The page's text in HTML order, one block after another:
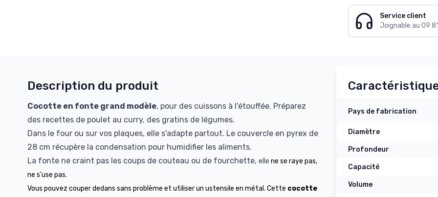
Service client
Joignable au 09
Description du produit
Cocotte en fonte grand modèle, pour des cuissons à l'étouffée. Préparez
des recettes de poulet au curry, des gratins de légumes.
Dans le four ou sur vos plaques, elle s'adapte partout. Le couvercle en pyrex de
28 cm récupère la condensation pour humidifier les aliments.
La fonte ne craint pas les coups de couteau ou de fourchette, elle ne se raye pas,
ne s'use pas.
Vous pouvez couper dedans sans problème et utiliser un ustensile en métal. Cette cocotte
Pays de fabrication
Diamètre
Profondeur
Capacité
Volume